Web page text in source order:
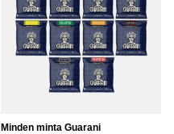
Minden minta Guarani